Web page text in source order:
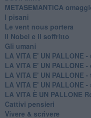
METASEMANTICA
I pisani
Le vent nous portera
Il Nobel e il soffritto
Gli umani
LA VITA E' UN PALLONE
LA VITA E' UN PALLONE
LA VITA E' UN PALLONE
LA VITA E' UN PALLONE
LA VITA È UN PALLONE
Cattivi pensieri
Vivere & scrivere